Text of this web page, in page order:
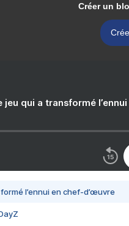
Créer un
jeu qui a transformé
l’ennui en chef-d’œuvre